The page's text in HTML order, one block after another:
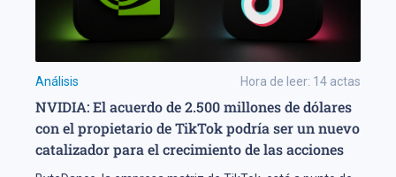
Análisis Hora de leer: 14 actas
NVIDIA: El acuerdo de 2.500 millones de dólares
con el propietario de TikTok podría ser un nuevo
catalizador para el crecimiento de las acciones